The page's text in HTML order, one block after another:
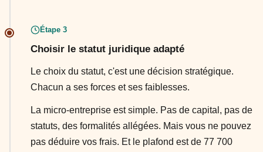
Étape 3
Choisir le statut juridique adapté
Le choix du statut, c'est une décision stratégique.
Chacun a ses forces et ses faiblesses.
La micro-entreprise est simple. Pas de capital, pas de
statuts, des formalités allégées. Mais vous ne pouvez
pas déduire vos frais. Et le plafond est de 77 700